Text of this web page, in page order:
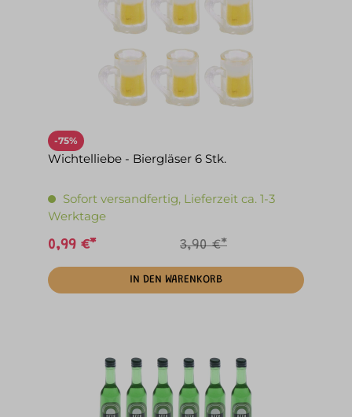
-75%
Wichtelliebe - Biergläser 6 Stk.
Sofort versandfertig, Lieferzeit ca. 1-3
Werktage
0,99 €* 3,90 €*
IN DEN WARENKORB